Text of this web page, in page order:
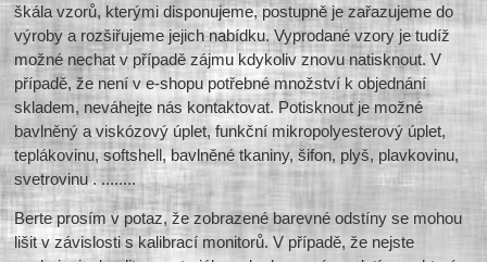
škála vzorů, kterými disponujeme, postupně je zařazujeme do
výroby a rozšiřujeme jejich nabídku. Vyprodané vzory je tudíž
možné nechat v případě zájmu kdykoliv znovu natisknout. V
případě, že není v e-shopu potřebné množství k objednání
skladem, neváhejte nás kontaktovat. Potisknout je možné
bavlněný a viskózový úplet, funkční mikropolyesterový úplet,
teplákovinu, softshell, bavlněné tkaniny, šifon, plyš, plavkovinu,
svetrovinu . ........
Berte prosím v potaz, že zobrazené barevné odstíny se mohou
lišit v závislosti s kalibrací monitorů. V případě, že nejste